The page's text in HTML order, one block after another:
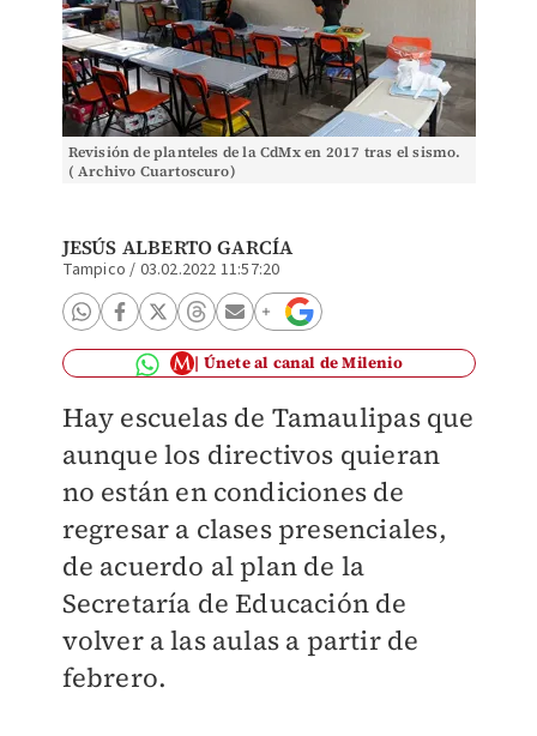
Revisión de planteles de la CdMx en 2017 tras el sismo.
( Archivo Cuartoscuro)
JESÚS ALBERTO GARCÍA
Tampico / 03.02.2022 11:57:20
Únete al canal de Milenio
Hay escuelas de Tamaulipas que
aunque los directivos quieran
no están en condiciones de
regresar a clases presenciales,
de acuerdo al plan de la
Secretaría de Educación de
volver a las aulas a partir de
febrero.